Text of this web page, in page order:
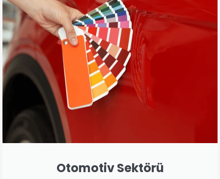
Otomotiv Sektörü